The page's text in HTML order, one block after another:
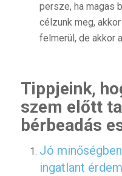
persze, ha magas
célzunk meg,
felmerül, de akkor
Tippjeink,
szem előtt
bérbeadás
Jó
ingatlant